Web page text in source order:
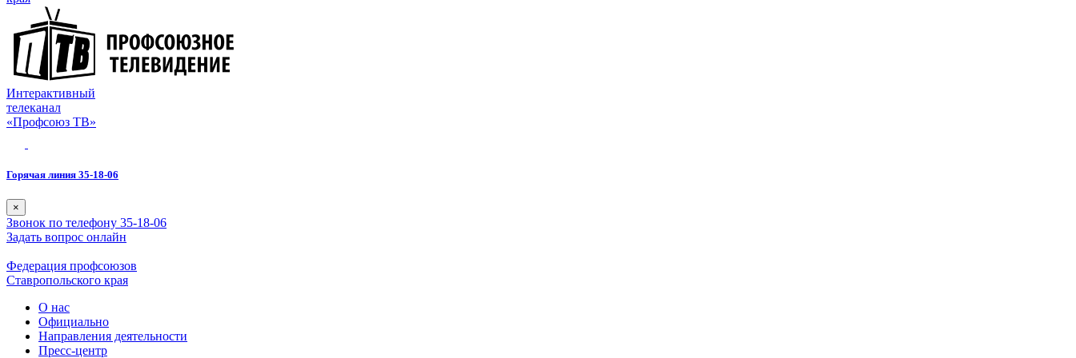
Интерактивный
телеканал
«Профсоюз ТВ»
Горячая линия 35-18-06
×
Звонок по телефону 35-18-06
Задать вопрос онлайн
Федерация профсоюзов
Ставропольского края
О нас
Официально
Направления деятельности
Пресс-центр